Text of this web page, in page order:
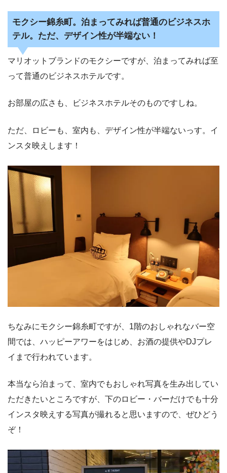
モクシー錦糸町。泊まってみれば普通のビジネスホ
テル。ただ、デザイン性が半端ない！
マリオットブランドのモクシーですが、泊まってみれば至
って普通のビジネスホテルです。
お部屋の広さも、ビジネスホテルそのものですしね。
ただ、ロビーも、室内も、デザイン性が半端ないっす。イ
ンスタ映えします！
ちなみにモクシー錦糸町ですが、1階のおしゃれなバー空
間では、ハッピーアワーをはじめ、お酒の提供やDJプレ
イまで行われています。
本当なら泊まって、室内でもおしゃれ写真を生み出してい
ただきたいところですが、下のロビー・バーだけでも十分
インスタ映えする写真が撮れると思いますので、ぜひどう
ぞ！